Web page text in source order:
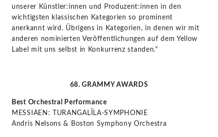
unserer Künstler:innen und Produzent:innen in den
wichtigsten klassischen Kategorien so prominent
anerkannt wird. Übrigens in Kategorien, in denen wir mit
anderen nominierten Veröffentlichungen auf dem Yellow
Label mit uns selbst in Konkurrenz standen."
68. GRAMMY AWARDS
Best Orchestral Performance
MESSIAEN: TURANGALÎLA-SYMPHONIE
Andris Nelsons & Boston Symphony Orchestra